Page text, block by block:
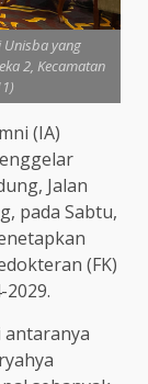
Unisba yang
2, Kecamatan
(IA)
Jalan
pada Sabtu,
(FK)
antaranya